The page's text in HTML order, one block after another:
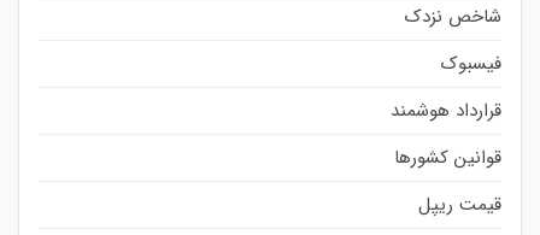
شاخص نزدک
فیسبوک
قرارداد هوشمند
قوانین کشورها
قیمت ریپل